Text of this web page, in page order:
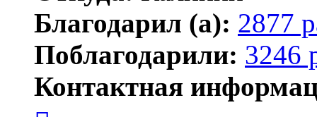
Благодарил (а): 2877
Поблагодарили: 3246
Контактная